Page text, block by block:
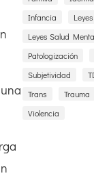
Infancia
Leyes Salud
Patologización
Subjetividad
Trans
Trauma
Violencia